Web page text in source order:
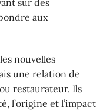
aux
nouvelles
une relation de
restaurateur. Ils
l’origine et l’impact